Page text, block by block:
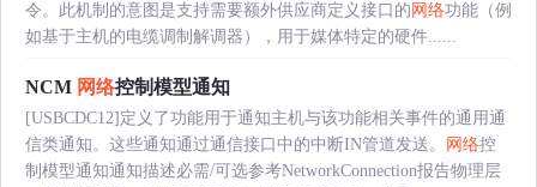
令。此机制的意图是支持需要额外供应商定义接口的 网络功能（例
如基于主机的电缆调制解调器），用于媒体特定的硬件......
NCM 网络控制模型通知
[USBCDC12]定义了功能用于通知主机与该功能相关事件的通用通
信类通知。这些通知通过通信接口中的中断IN管道发送。
网络控
制模型通知通知描述必需/可选参考NetworkConnection报告物理层